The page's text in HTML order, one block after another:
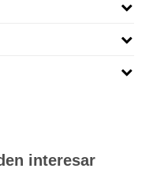
interesar